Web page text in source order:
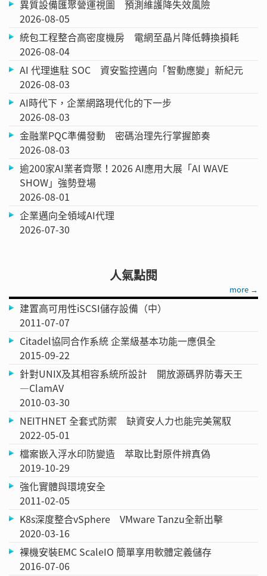
異質設備匯聚營運視圖 預測維護降失效風險
2026-08-05
統包工程整合高密度機房 電網至晶片降低轉換損耗
2026-08-04
AI 代理進駐 SOC 資安監控邁向「智動應變」新紀元
2026-08-03
AI時代下，企業網路現代化的下一步
2026-08-03
金融業PQC準備發動 密碼治理先行掌握節奏
2026-08-03
逾200家AI業者齊聚！2026 AI應用大展「AI WAVE
SHOW」強勢登場
2026-08-01
企業邁向全領域AI代理
2026-07-30
人氣點閱
more →
建置高可用性iSCSI儲存設備（中）
2011-07-07
Citadel協同合作系統 企業級基本功能一應俱全
2015-09-22
針對UNIX及其相容系統所設計 開放源碼界防毒天王
—ClamAV
2010-03-30
NEITHNET 全套式防禦 缺資安人力也能完美駕馭
2022-05-01
檔案嵌入浮水印防變造 萃取比對原件辨真偽
2019-10-29
強化實體與環境安全
2011-02-05
K8s深度整合vSphere VMware Tanzu全新出擊
2020-03-16
裸機安裝EMC ScaleIO 簡單享用軟體定義儲存
2016-07-06